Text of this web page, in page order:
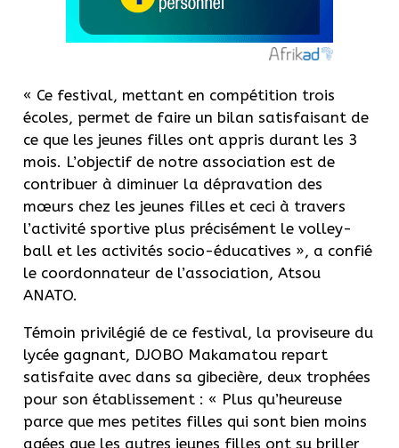
« Ce festival, mettant en compétition trois
écoles, permet de faire un bilan satisfaisant de
ce que les jeunes filles ont appris durant les 3
mois. L’objectif de notre association est de
contribuer à diminuer la dépravation des
mœurs chez les jeunes filles et ceci à travers
l’activité sportive plus précisément le volley-
ball et les activités socio-éducatives », a confié
le coordonnateur de l’association, Atsou
ANATO.
Témoin privilégié de ce festival, la proviseure du
lycée gagnant, DJOBO Makamatou repart
satisfaite avec dans sa gibecière, deux trophées
pour son établissement : « Plus qu’heureuse
parce que mes petites filles qui sont bien moins
agées que les autres jeunes filles ont su briller